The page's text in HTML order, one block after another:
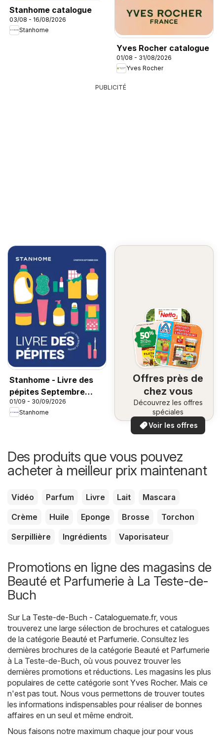
Stanhome catalogue
03/08 - 16/08/2026
Stanhome
Yves Rocher catalogue
01/08 - 31/08/2026
Yves Rocher
PUBLICITÉ
Stanhome - Livre des
pépites Septembre
2026
01/09 - 30/09/2026
Stanhome
Offres près de
chez vous
Découvrez les offres
spéciales
Voir les offres
Des produits que vous pouvez
acheter à meilleur prix maintenant
Vidéo Parfum Livre Lait
Mascara
Crème
Huile Eponge Brosse
Torchon
Serpillière
Ingrédients Vaporisateur
Promotions en ligne des magasins de
Beauté et Parfumerie à La Teste-de-
Buch
Sur La Teste-de-Buch - Cataloguemate.fr, vous
trouverez une large sélection de brochures et catalogues
de la catégorie Beauté et Parfumerie. Consultez les
dernières brochures de la catégorie Beauté et Parfumerie
à La Teste-de-Buch, où vous pouvez trouver les
dernières promotions et réductions. Les magasins les plus
populaires de cette catégorie sont Yves Rocher. Mais ce
n'est pas tout. Nous vous permettons de trouver toutes
les informations indispensables pour réaliser de bonnes
affaires en un seul et même endroit.
Nous faisons notre maximum chaque jour pour vous